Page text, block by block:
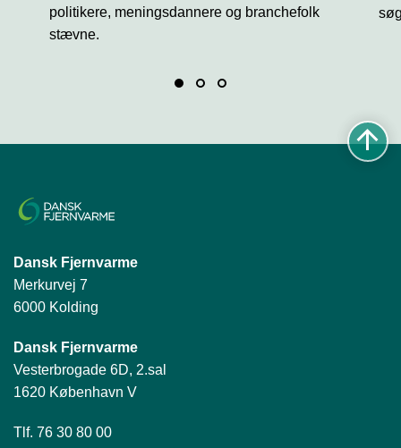
politikere, meningsdannere og branchefolk
stævne.
Dansk Fjernvarme
Merkurvej 7
6000 Kolding
Dansk Fjernvarme
Vesterbrogade 6D, 2.sal
1620 København V
Tlf. 76 30 80 00